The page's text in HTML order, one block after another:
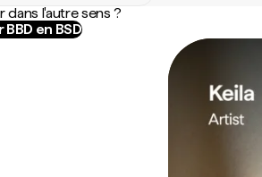
dans l'autre sens ?
en BSD